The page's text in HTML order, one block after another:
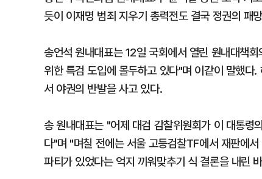
듯이 이재명 범죄 지우기 총력전도 결국 정권의 패
송언석 원내대표는 12일 국회에서 열린 원내대책
위한 특검 도입에 몰두하고 있다"며 이같이 말했
서 야권의 반발을 사고 있다.
송 원내대표는 "어제 대검 감찰위원회가 이 대통령
다"며 "며칠 전에는 서울 고등검찰TF에서 재판에
파티가 있었다는 억지 끼워맞추기 식 결론을 내린